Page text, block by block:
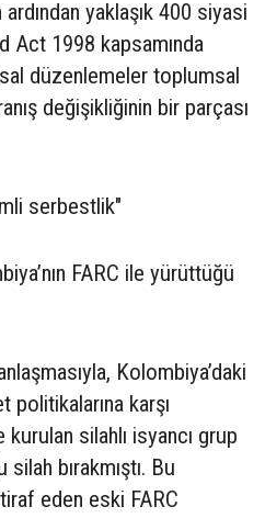
ardından yaklaşık 400 siyasi
Act 1998 kapsamında
düzenlemeler toplumsal
değişikliğinin bir parçası
serbestlik"
FARC ile yürüttüğü
Kolombiya’daki
karşı
silahlı isyancı grup
silah bırakmıştı. Bu
eden eski FARC